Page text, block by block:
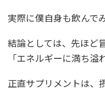
実際に僕自身も飲んで
結論としては、先ほど
「エネルギーに満ち溢
正直サプリメントは、